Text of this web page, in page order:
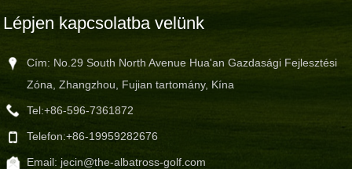
Lépjen kapcsolatba velünk
Cím: No.29 South North Avenue Hua'an Gazdasági Fejlesztési
Zóna, Zhangzhou, Fujian tartomány, Kína
Tel:+86-596-7361872
Telefon:+86-19959282676
Email: jecin@the-albatross-golf.com